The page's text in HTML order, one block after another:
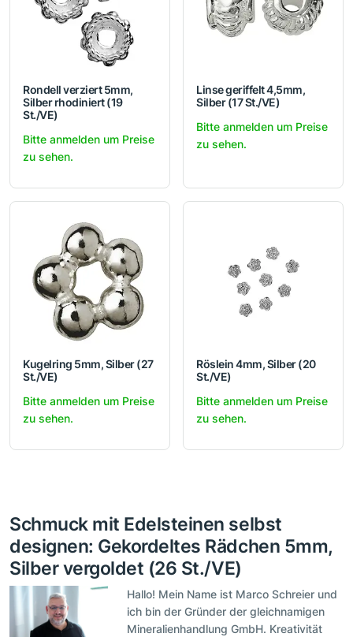
Rondell verziert 5mm,
Silber rhodiniert (19
St./VE)
Bitte anmelden um Preise
zu sehen.
Linse geriffelt 4,5mm,
Silber (17 St./VE)
Bitte anmelden um Preise
zu sehen.
Kugelring 5mm, Silber (27
St./VE)
Bitte anmelden um Preise
zu sehen.
Röslein 4mm, Silber (20
St./VE)
Bitte anmelden um Preise
zu sehen.
Schmuck mit Edelsteinen selbst
designen: Gekordeltes Rädchen 5mm,
Silber vergoldet (26 St./VE)
Hallo! Mein Name ist Marco Schreier und
ich bin der Gründer der gleichnamigen
Mineralienhandlung GmbH. Kreativität